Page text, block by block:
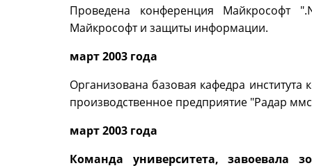
Проведена конференция Майкрософт
Майкрософт и защиты информации.
март 2003 года
Организована базовая кафедра
производственное предприятие "Радар
март 2003 года
Команда университета, завоевала